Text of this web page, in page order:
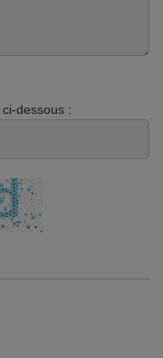
dessous :